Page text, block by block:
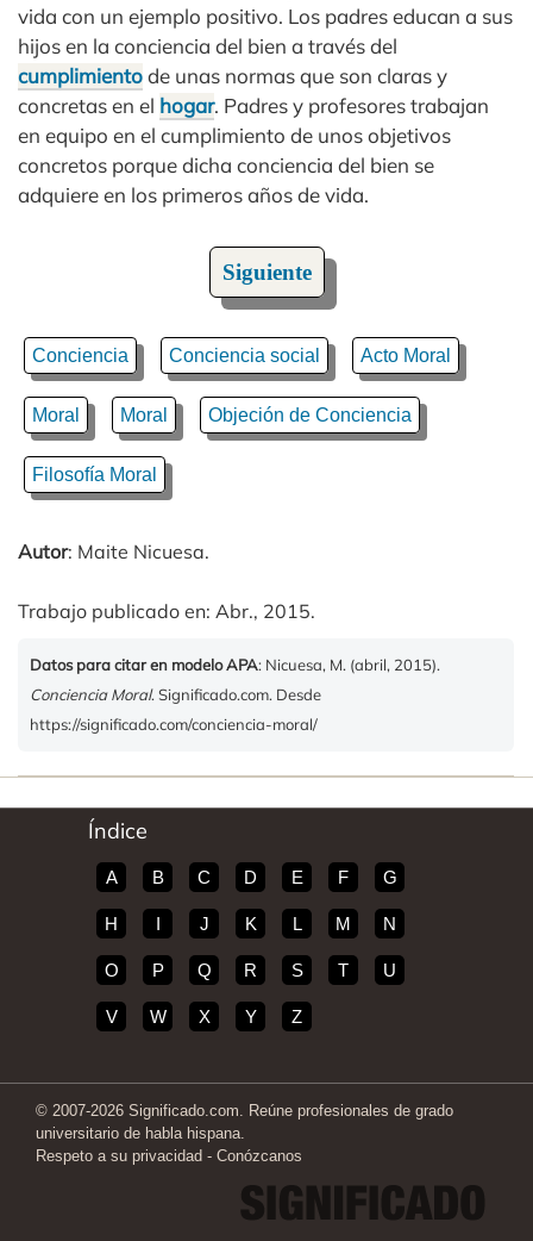
vida con un ejemplo positivo. Los padres educan a sus
hijos en la conciencia del bien a través del
cumplimientode unas normas que son claras y
concretas en el hogar. Padres y profesores trabajan
en equipo en el cumplimiento de unos objetivos
concretos porque dicha conciencia del bien se
adquiere en los primeros años de vida.
Siguiente
Conciencia Conciencia social Acto Moral
Moral Moral Objeción de Conciencia
Filosofía Moral
Autor: Maite Nicuesa.
Trabajo publicado en: Abr., 2015.
Datos para citar en modelo APA: Nicuesa, M. (abril, 2015).
Conciencia Moral. Significado.com. Desde
https://significado.com/conciencia-moral/
Índice
A B C D E F G
H I J K L M N
O P Q R S T U
V W X Y Z
© 2007-2026 Significado.com. Reúne profesionales de grado
universitario de habla hispana.
Respeto a su privacidad - Conózcanos